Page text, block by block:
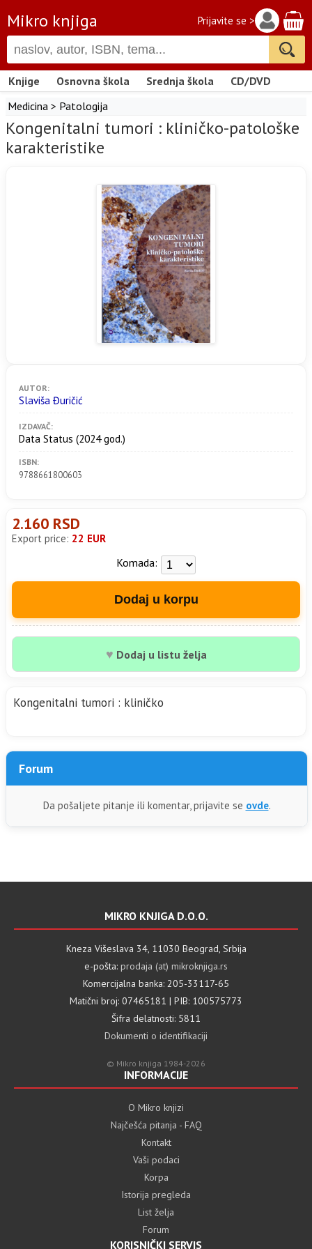
Mikro knjiga Prijavite se >
Knjige Osnovna škola Srednja škola
CD/DVD
Medicina > Patologija
Kongenitalni tumori : kliničko-patološke
karakteristike
AUTOR:
Slaviša Đuričić
IZDAVAČ:
Data Status (2024 god.)
ISBN:
9788661800603
2.160 RSD
Export price: 22 EUR
Komada:
Dodaj u korpu
♥ Dodaj u listu želja
Kongenitalni tumori : kliničko
Forum
Da pošaljete pitanje ili komentar, prijavite se ovde.
MIKRO KNJIGA D.O.O.
Kneza Višeslava 34, 11030 Beograd, Srbija
e-pošta: prodaja (at) mikroknjiga.rs
Komercijalna banka: 205-33117-65
Matični broj: 07465181 | PIB: 100575773
Šifra delatnosti: 5811
Dokumenti o identifikaciji
© Mikro knjiga 1984-2026
INFORMACIJE
O Mikro knjizi
Najčešća pitanja - FAQ
Kontakt
Vaši podaci
Korpa
Istorija pregleda
List želja
Forum
KORISNIČKI SERVIS